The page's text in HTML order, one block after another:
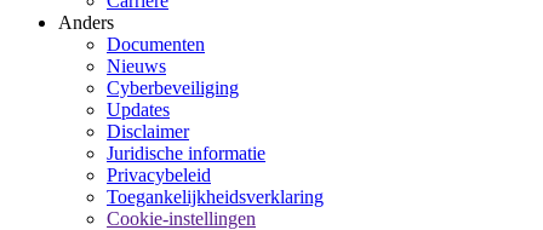
Anders
Documenten
Nieuws
Cyberbeveiliging
Updates
Disclaimer
Juridische informatie
Privacybeleid
Toegankelijkheidsverklaring
Cookie-instellingen